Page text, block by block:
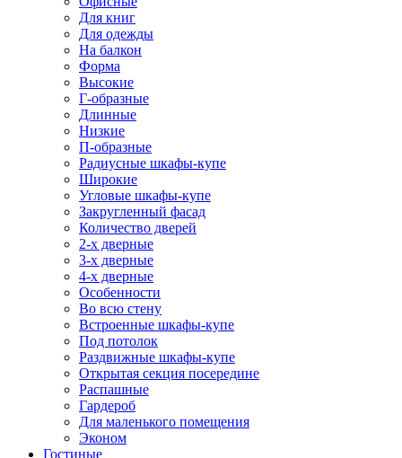
Для книг
Для одежды
На балкон
Форма
Высокие
Г-образные
Длинные
Низкие
П-образные
Радиусные шкафы-купе
Широкие
Угловые шкафы-купе
Закругленный фасад
Количество дверей
2-х дверные
3-х дверные
4-х дверные
Особенности
Во всю стену
Встроенные шкафы-купе
Под потолок
Раздвижные шкафы-купе
Открытая секция посередине
Распашные
Гардероб
Для маленького помещения
Эконом
Гостиные